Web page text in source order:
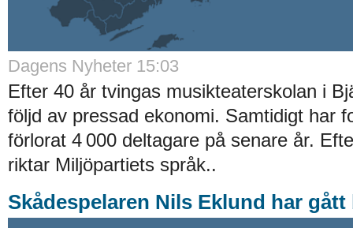
Dagens Nyheter 15:03
Efter 40 år tvingas musikteaterskolan i
följd av pressad ekonomi. Samtidigt har
förlorat 4 000 deltagare på senare år.
riktar Miljöpartiets språk..
Skådespelaren Nils Eklund har